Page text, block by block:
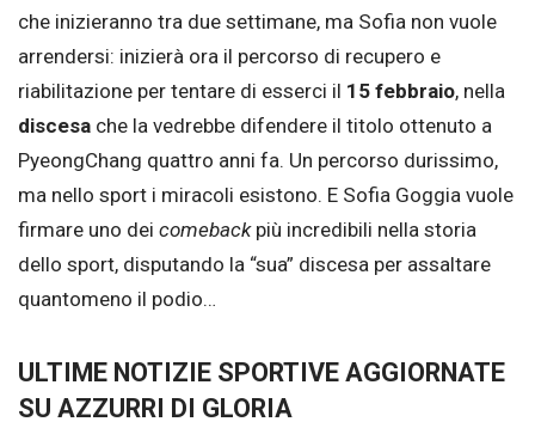
che inizieranno tra due settimane, ma Sofia non vuole
arrendersi: inizierà ora il percorso di recupero e
riabilitazione per tentare di esserci il 15 febbraio, nella
discesa che la vedrebbe difendere il titolo ottenuto a
PyeongChang quattro anni fa. Un percorso durissimo,
ma nello sport i miracoli esistono. E Sofia Goggia vuole
firmare uno dei comebackpiù incredibili nella storia
dello sport, disputando la “sua” discesa per assaltare
quantomeno il podio…
ULTIME NOTIZIE SPORTIVE AGGIORNATE
SU AZZURRI DI GLORIA